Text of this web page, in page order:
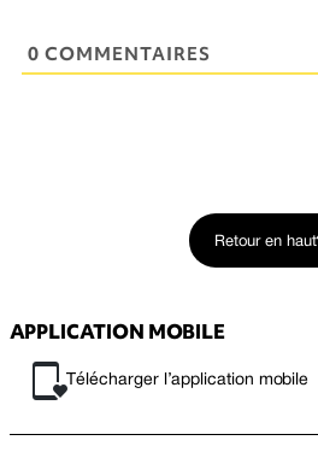
0 COMMENTAIRES
Retour en haut
APPLICATION MOBILE
Télécharger l’application mobile